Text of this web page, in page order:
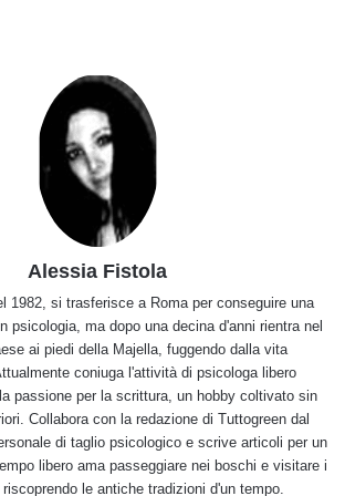
Alessia Fistola
1982, si trasferisce a Roma per conseguire una
psicologia, ma dopo una decina d'anni rientra nel
ai piedi della Majella, fuggendo dalla vita
coniuga l'attività di psicologa libero
passione per la scrittura, un hobby coltivato sin
Collabora con la redazione di Tuttogreen dal
di taglio psicologico e scrive articoli per un
libero ama passeggiare nei boschi e visitare i
le antiche tradizioni d'un tempo.